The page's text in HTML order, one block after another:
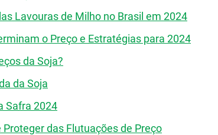
Lavouras de Milho no Brasil em 2024
o Preço e Estratégias para 2024
da Soja?
da Soja
Safra 2024
das Flutuações de Preço